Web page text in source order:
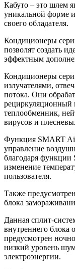
Кабуто – это шлем
уникальной форме
своего обладателя.
Кондиционеры
позволят создать
эффектным
Кондиционеры
излучателями,
потока. Они
рециркуляционный
теплообменник,
вирусов и
Функция SMART Air
управление
благодаря функции
изменение
пользователя.
Также
блока
Данная сплит-
внутреннего блока
предусмотрен
низкий уровень
электроэнергии.